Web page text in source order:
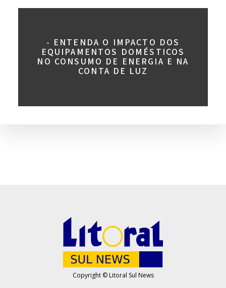
- ENTENDA O IMPACTO DOS
EQUIPAMENTOS DOMÉSTICOS
NO CONSUMO DE ENERGIA E NA
CONTA DE LUZ
Copyright © Litoral Sul News